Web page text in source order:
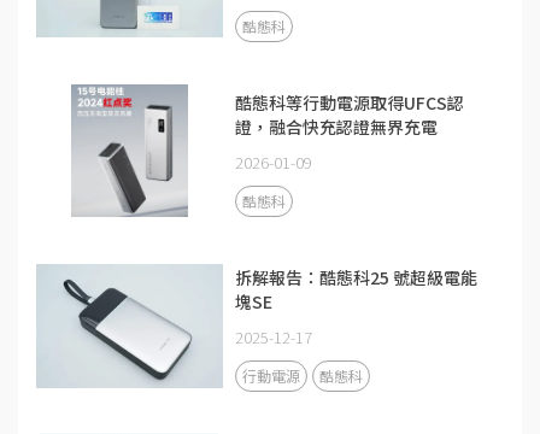
酷態科
酷態科等行動電源取得UFCS認
證，融合快充認證無界充電
2026-01-09
酷態科
拆解報告：酷態科25 號超級電能
塊SE
2025-12-17
行動電源 酷態科